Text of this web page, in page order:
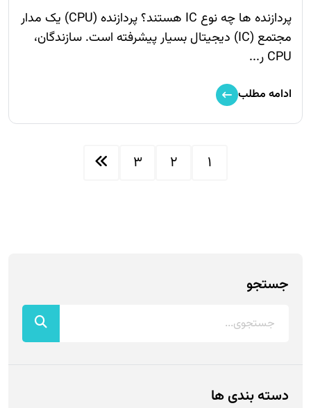
پردازنده ها چه نوع IC هستند؟ پردازنده‌ (CPU) یک مدار
مجتمع (IC) دیجیتال بسیار پیشرفته است. سازندگان،
CPU ر...
ادامه مطلب
1
2
3
جستجو
دسته بندی ها